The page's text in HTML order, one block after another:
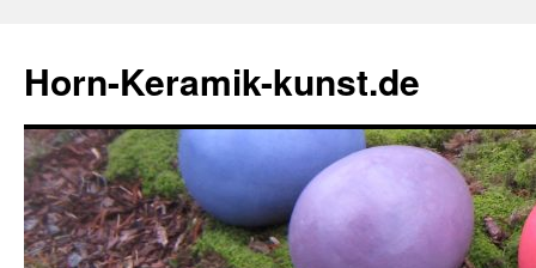
Horn-Keramik-kunst.de